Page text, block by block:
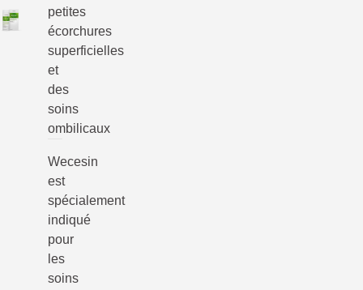
petites
écorchures
superficielles
et
des
soins
ombilicaux
Wecesin
est
spécialement
indiqué
pour
les
soins